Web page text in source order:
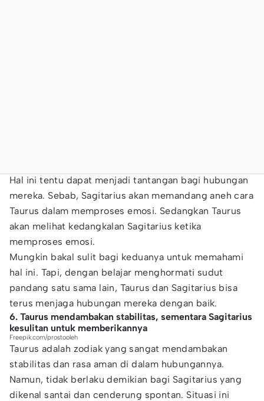
Hal ini tentu dapat menjadi tantangan bagi hubungan
mereka. Sebab, Sagitarius akan memandang aneh cara
Taurus dalam memproses emosi. Sedangkan Taurus
akan melihat kedangkalan Sagitarius ketika
memproses emosi.
Mungkin bakal sulit bagi keduanya untuk memahami
hal ini. Tapi, dengan belajar menghormati sudut
pandang satu sama lain, Taurus dan Sagitarius bisa
terus menjaga hubungan mereka dengan baik.
6. Taurus mendambakan stabilitas, sementara Sagitarius
kesulitan untuk memberikannya
Freepik.com/prostooleh
Taurus adalah zodiak yang sangat mendambakan
stabilitas dan rasa aman di dalam hubungannya.
Namun, tidak berlaku demikian bagi Sagitarius yang
dikenal santai dan cenderung spontan. Situasi ini